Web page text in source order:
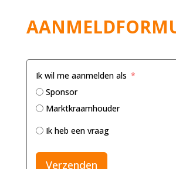
Ik wil me aanmelden als
Sponsor
Marktkraamhouder
Ik heb een vraag
Verzenden